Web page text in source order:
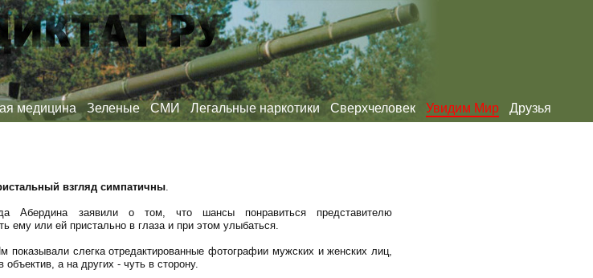
медицина Зеленые СМИ Легальные наркотики Сверхчеловек Увидим Мир Друзья
взгляд симпатичны.
Абердина заявили о том, что шансы понравиться представителю
ему или ей пристально в глаза и при этом улыбаться.
показывали слегка отредактированные фотографии мужских и женских лиц,
а на других - чуть в сторону.